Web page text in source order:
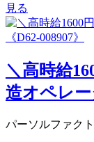
見る
＼高時給
造オペレー
パーソルファク